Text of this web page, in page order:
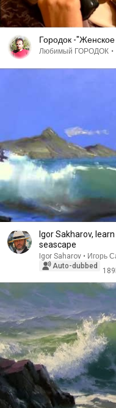
Городок -"Женское
Любимый ГОРОДОК •
Igor Sakharov,
seascape
Igor Saharov • Игорь
Auto-dubbed